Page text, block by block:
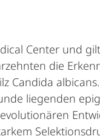
Center und
die
Candida
liegenden